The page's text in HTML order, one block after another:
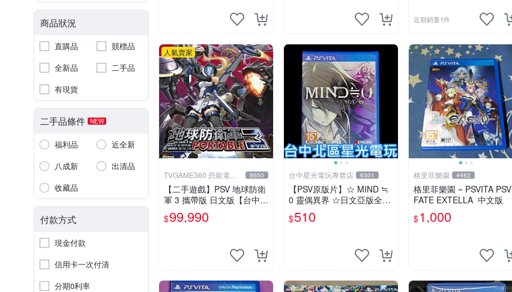
商品狀況
直購品
競標品
全新品
二手品
有現貨
二手品條件 NEW
福利品
近全新
八成新
出清品
收藏品
付款方式
現金付款
信用卡一次付清
分期0利率
近期銷量1件
人氣賣家
TVGAME360 恐龍電玩- 8650
【二手遊戲】PSV 地球防衛
軍 3 攜帶版 日文版【台中恐
龍電玩】
$99,990
台中星光電玩專賣店 6301
【PSV原版片】☆ MIND ≒
0 靈偶異界 ☆日文亞版全新
品【特價優惠】台中星光電
玩
$510
格里菲樂園 4482
格里菲樂園 ~ PSVITA PSV
FATE EXTELLA 中文版
$1,000